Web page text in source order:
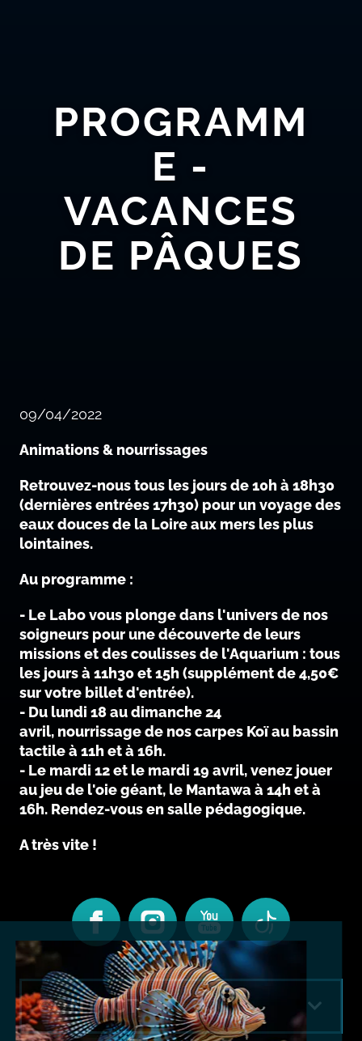
PROGRAMM
E -
VACANCES
DE PÂQUES
09/04/2022
Animations & nourrissages
Retrouvez-nous tous les jours de 10h à 18h30
(dernières entrées 17h30) pour un voyage des
eaux douces de la Loire aux mers les plus
lointaines.
Au programme :
- Le Labo vous plonge dans l'univers de nos
soigneurs pour une découverte de leurs
missions et des coulisses de l'Aquarium : tous
les jours à 11h30 et 15h (supplément de 4,50€
sur votre billet d'entrée).
- Du lundi 18 au dimanche 24
avril, nourrissage de nos carpes Koï au bassin
tactile à 11h et à 16h.
- Le mardi 12 et le mardi 19 avril, venez jouer
au jeu de l'oie géant, le Mantawa à 14h et à
16h. Rendez-vous en salle pédagogique.
A très vite !
CONTACT